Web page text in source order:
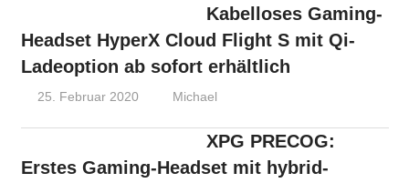
for
life
Kabelloses Gaming-
Headset HyperX Cloud Flight S mit Qi-
Ladeoption ab sofort erhältlich
25. Februar 2020 Michael
XPG PRECOG:
Erstes Gaming-Headset mit hybrid-